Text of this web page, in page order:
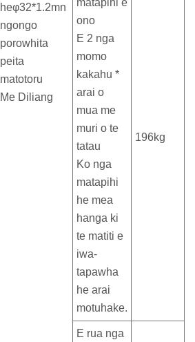
heφ32*1.2mn
ngongo
porowhita
peita
matotoru
Me Diliang
matapihi e
ono
E 2 nga
momo
kakahu *
arai o
mua me
muri o te
tatau
Ko nga
matapihi
he mea
hanga ki
te matiti e
iwa-
tapawha
he arai
motuhake.
196kg
E rua nga